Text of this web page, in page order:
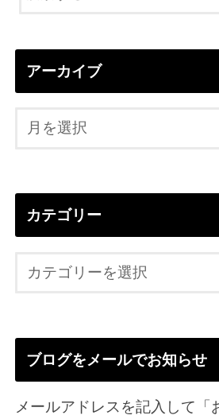
アーカイブ
カテゴリー
ブログをメールでお知らせ
メールアドレスを記入して「